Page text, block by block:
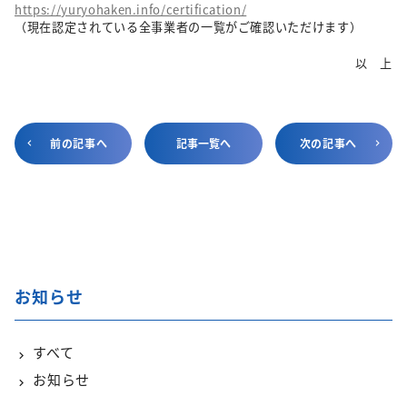
https://yuryohaken.info/certification/
（現在認定されている全事業者の一覧がご確認いただけます）
以 上
前の記事へ 記事一覧へ 次の記事へ
お知らせ
すべて
お知らせ